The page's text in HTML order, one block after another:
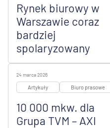
Rynek biurowy w
Warszawie coraz
bardziej
spolaryzowany
24 marca 2026
Artykuły Biuro prasowe
10 000 mkw. dla
Grupa TVM – AXI